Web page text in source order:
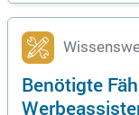
Benötigte